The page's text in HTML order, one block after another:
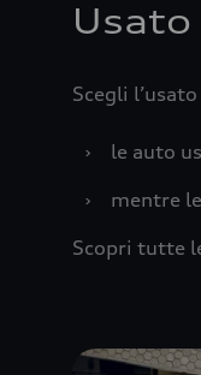
Scegli
›
le auto
›
mentre
Scopri tutte